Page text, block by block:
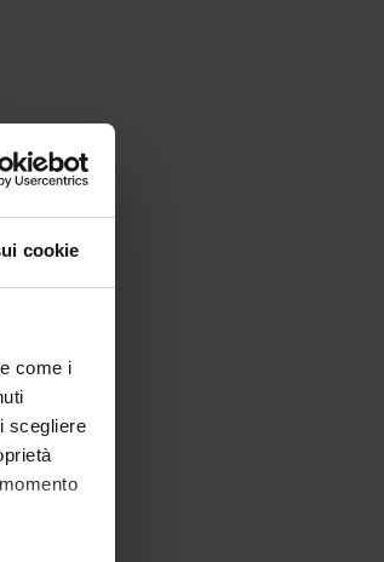
cookie
come i
scegliere